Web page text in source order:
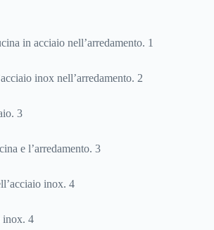
in acciaio nell’arredamento. 1
inox nell’arredamento. 2
3
e l’arredamento. 3
inox. 4
inox. 4